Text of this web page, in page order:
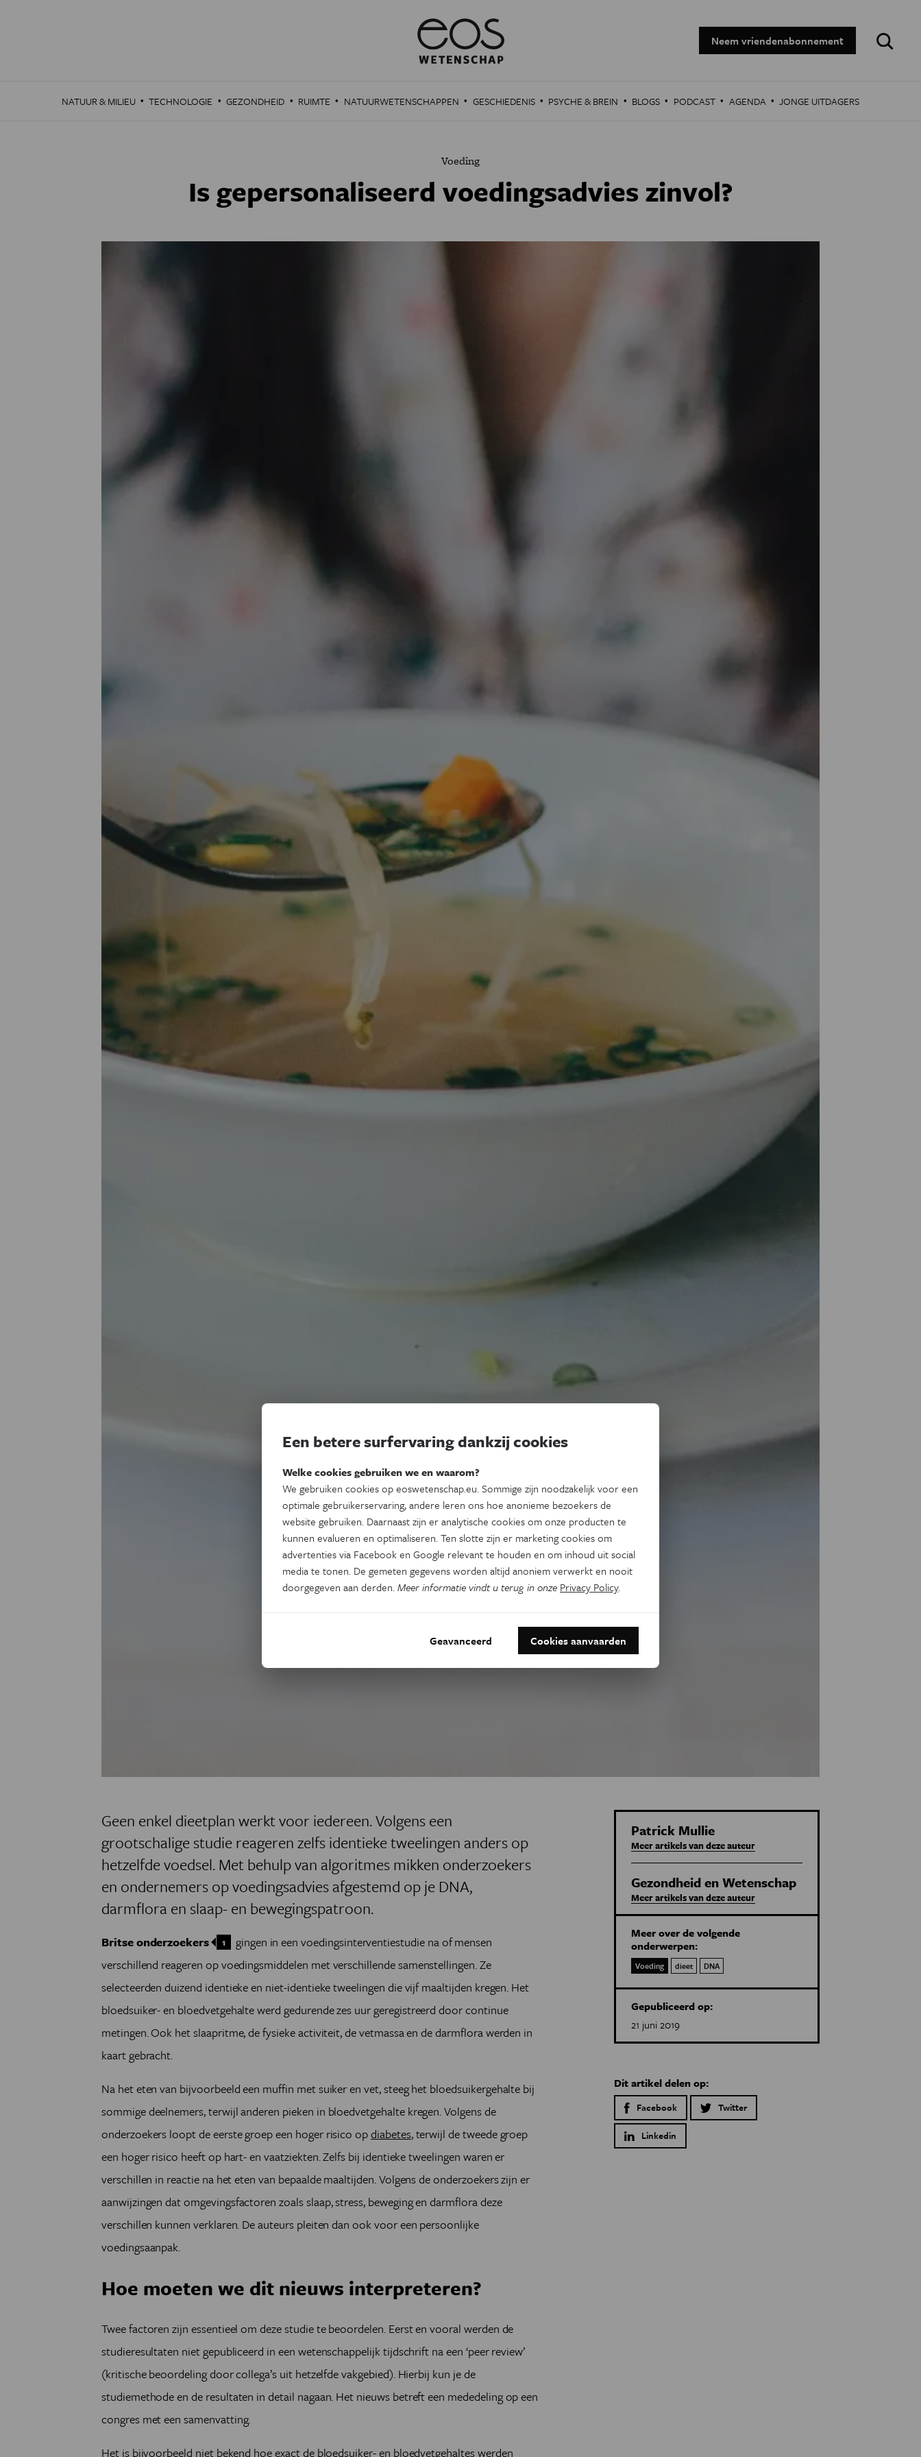
Neem vriendenabonnement
Zoeken:
NATUUR & MILIEU · TECHNOLOGIE · GEZONDHEID · RUIMTE · NATUURWETENSCHAPPEN · GESCHIEDENIS · PSYCHE & BREIN · BLOGS · PODCAST · AGENDA · JONGE UITDAGERS
Voeding
Is gepersonaliseerd voedingsadvies zinvol?
Geen enkel dieetplan werkt voor iedereen. Volgens een
grootschalige studie reageren zelfs identieke tweelingen anders op
hetzelfde voedsel. Met behulp van algoritmes mikken onderzoekers
en ondernemers op voedingsadvies afgestemd op je DNA,
darmflora en slaap- en bewegingspatroon.
Britse onderzoekers 1
gingen in een voedingsinterventiestudie na of mensen
verschillend reageren op voedingsmiddelen met verschillende samenstellingen. Ze
selecteerden duizend identieke en niet-identieke tweelingen die vijf maaltijden kregen. Het
bloedsuiker- en bloedvetgehalte werd gedurende zes uur geregistreerd door continue
metingen. Ook het slaapritme, de fysieke activiteit, de vetmassa en de darmflora werden in
kaart gebracht.
Na het eten van bijvoorbeeld een muffin met suiker en vet, steeg het bloedsuikergehalte bij
sommige deelnemers, terwijl anderen pieken in bloedvetgehalte kregen. Volgens de
onderzoekers loopt de eerste groep een hoger risico opdiabetes, terwijl de tweede groep
een hoger risico heeft op hart- en vaatziekten. Zelfs bij identieke tweelingen waren er
verschillen in reactie na het eten van bepaalde maaltijden. Volgens de onderzoekers zijn er
aanwijzingen dat omgevingsfactoren zoals slaap, stress, beweging en darmflora deze
verschillen kunnen verklaren. De auteurs pleiten dan ook voor een persoonlijke
voedingsaanpak.
Hoe moeten we dit nieuws interpreteren?
Twee factoren zijn essentieel om deze studie te beoordelen. Eerst en vooral werden de
studieresultaten niet gepubliceerd in een wetenschappelijk tijdschrift na een ‘peer review’
(kritische beoordeling door collega’s uit hetzelfde vakgebied). Hierbij kun je de
studiemethode en de resultaten in detail nagaan. Het nieuws betreft een mededeling op een
congres met een samenvatting.
Het is bijvoorbeeld niet bekend hoe exact de bloedsuiker- en bloedvetgehaltes werden
Patrick Mullie
Meer artikels van deze auteur
Gezondheid en Wetenschap
Meer artikels van deze auteur
Meer over de volgende
onderwerpen:
Voeding dieet DNA
Gepubliceerd op:
21 juni 2019
Dit artikel delen op:
Facebook Twitter
Linkedin
Een betere surfervaring dankzij cookies
Welke cookies gebruiken we en waarom?
We gebruiken cookies op eoswetenschap.eu. Sommige zijn noodzakelijk voor een
optimale gebruikerservaring, andere leren ons hoe anonieme bezoekers de
website gebruiken. Daarnaast zijn er analytische cookies om onze producten te
kunnen evalueren en optimaliseren. Ten slotte zijn er marketing cookies om
advertenties via Facebook en Google relevant te houden en om inhoud uit social
media te tonen. De gemeten gegevens worden altijd anoniem verwerkt en nooit
doorgegeven aan derden.Meer informatie vindt u terug in onze Privacy Policy.
Geavanceerd Cookies aanvaarden